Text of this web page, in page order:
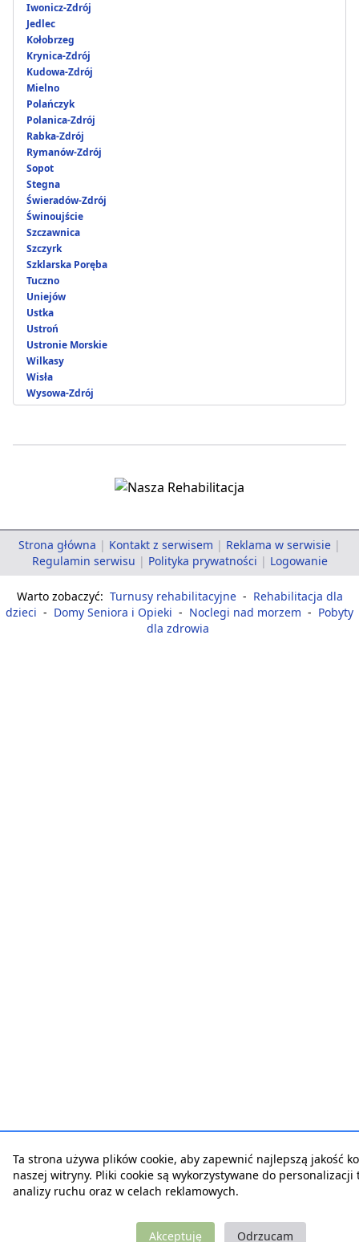
Iwonicz-Zdrój
Jedlec
Kołobrzeg
Krynica-Zdrój
Kudowa-Zdrój
Mielno
Polańczyk
Polanica-Zdrój
Rabka-Zdrój
Rymanów-Zdrój
Sopot
Stegna
Świeradów-Zdrój
Świnoujście
Szczawnica
Szczyrk
Szklarska Poręba
Tuczno
Uniejów
Ustka
Ustroń
Ustronie Morskie
Wilkasy
Wisła
Wysowa-Zdrój
Strona główna | Kontakt z serwisem | Reklama w serwisie |
Regulamin serwisu | Polityka prywatności | Logowanie
Warto zobaczyć: Turnusy rehabilitacyjne - Rehabilitacja dla
dzieci - Domy Seniora i Opieki - Noclegi nad morzem - Pobyty
dla zdrowia
Ta strona używa plików cookie, aby zapewnić najlepszą jakość
naszej witryny. Pliki cookie są wykorzystywane do personalizacji
analizy ruchu oraz w celach reklamowych.
Akceptuję Odrzucam